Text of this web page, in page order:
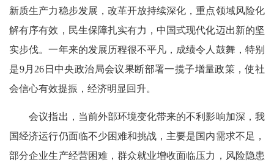
新质生产力稳步发展，改革开放持续深化，重点领域风险化
解有序有效，民生保障扎实有力，中国式现代化迈出新的坚
实步伐。一年来的发展历程很不平凡，成绩令人鼓舞，特别
是9月26日中央政治局会议果断部署一揽子增量政策，使社
会信心有效提振，经济明显回升。
会议指出，当前外部环境变化带来的不利影响加深，我
国经济运行仍面临不少困难和挑战，主要是国内需求不足，
部分企业生产经营困难，群众就业增收面临压力，风险隐患